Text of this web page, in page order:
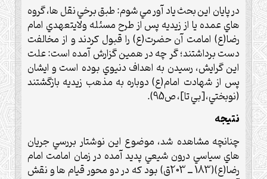
در پايان اين بحث ياد آور مي شوم: طبق برخي نقل ها، گروه
هاي عمده يا از زيديه پس از طرح مسئله ولايتعهدي امام
رضا(ع) امامت آن حضرت(ع) را قبول کردند و از مخالفت
دست برداشتند؛ گر چه در همين گزارش آمده است: علت
اين گرايش، رسيدن به اهداف دنيوي بوده است و ايشان
پس از شهادت امام(ع) دوباره به مذهب زيديه بازگشتند
(نوبختي،[بي تا]، ص95).
نتيجه
چنانچه مشاهده شد، موضوع اين نوشتار بررسي جريان
هاي سياسي درون شيعي پديد آمده در زمان امامت امام
رضا(ع)(183 ــ 203ق) بود که در دو محور قيام ها و نقش